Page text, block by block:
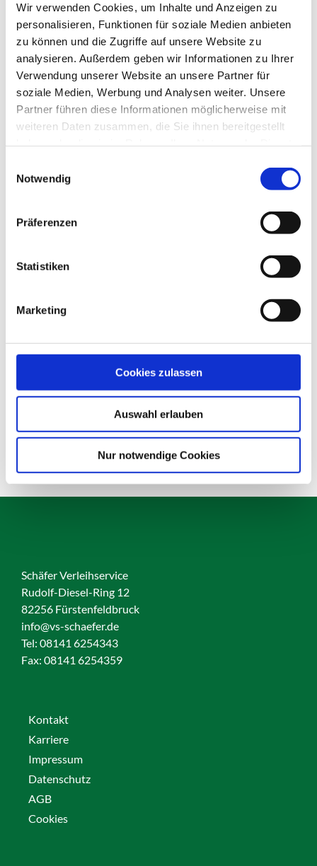
Wir verwenden Cookies, um Inhalte und Anzeigen zu
personalisieren, Funktionen für soziale Medien anbieten
zu können und die Zugriffe auf unsere Website zu
analysieren. Außerdem geben wir Informationen zu Ihrer
Verwendung unserer Website an unsere Partner für
soziale Medien, Werbung und Analysen weiter. Unsere
Partner führen diese Informationen möglicherweise mit
weiteren Daten zusammen, die Sie ihnen bereitgestellt
Notwendig
Präferenzen
Statistiken
Marketing
Cookies zulassen
Auswahl erlauben
Nur notwendige Cookies
Schäfer Verleihservice
Rudolf-Diesel-Ring 12
82256 Fürstenfeldbruck
info@vs-schaefer.de
Tel: 08141 6254343
Fax: 08141 6254359
Kontakt
Karriere
Impressum
Datenschutz
AGB
Cookies